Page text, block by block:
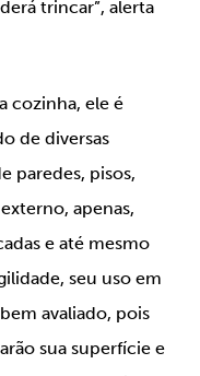
trincar”, alerta
cozinha, ele é
de diversas
paredes, pisos,
apenas,
e até mesmo
seu uso em
avaliado, pois
sua superfície e